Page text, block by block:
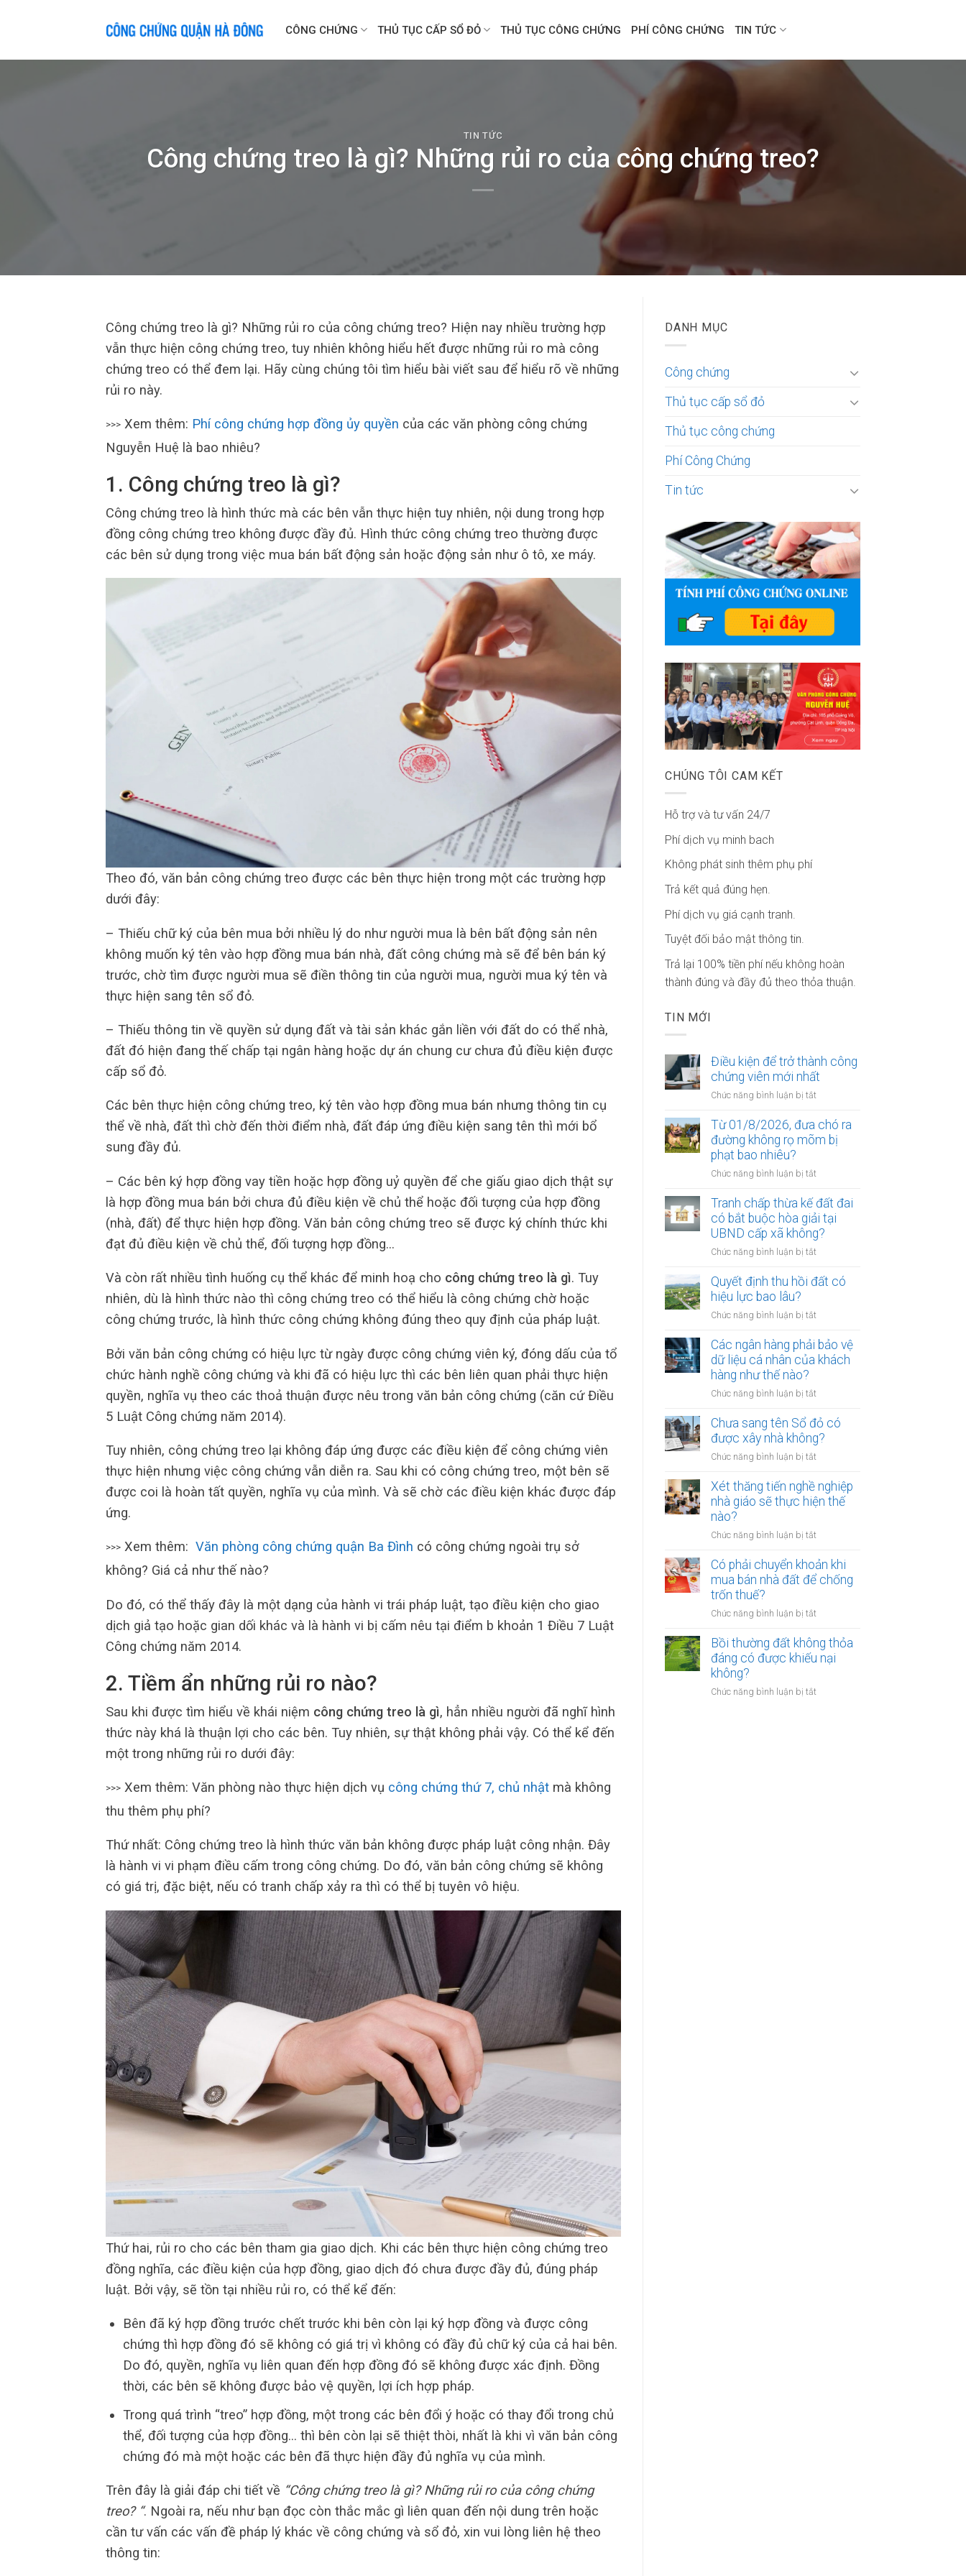
CÔNG CHỨNG THỦ TỤC CẤP SỔ ĐỎ THỦ TỤC CÔNG CHỨNG PHÍ CÔNG CHỨNG TIN TỨC
TIN TỨC
Công chứng treo là gì? Những rủi ro của công chứng treo?
Công chứng treo là gì? Những rủi ro của công chứng treo? Hiện nay nhiều trường hợp
vẫn thực hiện công chứng treo, tuy nhiên không hiểu hết được những rủi ro mà công
chứng treo có thể đem lại. Hãy cùng chúng tôi tìm hiểu bài viết sau để hiểu rõ về những
rủi ro này.
>>> Xem thêm: Phí công chứng hợp đồng ủy quyền của các văn phòng công chứng
Nguyễn Huệ là bao nhiêu?
1. Công chứng treo là gì?
Công chứng treo là hình thức mà các bên vẫn thực hiện tuy nhiên, nội dung trong hợp
đồng công chứng treo không được đầy đủ. Hình thức công chứng treo thường được
các bên sử dụng trong việc mua bán bất động sản hoặc động sản như ô tô, xe máy.
Theo đó, văn bản công chứng treo được các bên thực hiện trong một các trường hợp
dưới đây:
– Thiếu chữ ký của bên mua bởi nhiều lý do như người mua là bên bất động sản nên
không muốn ký tên vào hợp đồng mua bán nhà, đất công chứng mà sẽ để bên bán ký
trước, chờ tìm được người mua sẽ điền thông tin của người mua, người mua ký tên và
thực hiện sang tên sổ đỏ.
– Thiếu thông tin về quyền sử dụng đất và tài sản khác gắn liền với đất do có thể nhà,
đất đó hiện đang thế chấp tại ngân hàng hoặc dự án chung cư chưa đủ điều kiện được
cấp sổ đỏ.
Các bên thực hiện công chứng treo, ký tên vào hợp đồng mua bán nhưng thông tin cụ
thể về nhà, đất thì chờ đến thời điểm nhà, đất đáp ứng điều kiện sang tên thì mới bổ
sung đầy đủ.
– Các bên ký hợp đồng vay tiền hoặc hợp đồng uỷ quyền để che giấu giao dịch thật sự
là hợp đồng mua bán bởi chưa đủ điều kiện về chủ thể hoặc đối tượng của hợp đồng
(nhà, đất) để thực hiện hợp đồng. Văn bản công chứng treo sẽ được ký chính thức khi
đạt đủ điều kiện về chủ thể, đối tượng hợp đồng…
Và còn rất nhiều tình huống cụ thể khác để minh hoạ cho công chứng treo là gì. Tuy
nhiên, dù là hình thức nào thì công chứng treo có thể hiểu là công chứng chờ hoặc
công chứng trước, là hình thức công chứng không đúng theo quy định của pháp luật.
Bởi văn bản công chứng có hiệu lực từ ngày được công chứng viên ký, đóng dấu của tổ
chức hành nghề công chứng và khi đã có hiệu lực thì các bên liên quan phải thực hiện
quyền, nghĩa vụ theo các thoả thuận được nêu trong văn bản công chứng (căn cứ Điều
5 Luật Công chứng năm 2014).
Tuy nhiên, công chứng treo lại không đáp ứng được các điều kiện để công chứng viên
thực hiện nhưng việc công chứng vẫn diễn ra. Sau khi có công chứng treo, một bên sẽ
được coi là hoàn tất quyền, nghĩa vụ của mình. Và sẽ chờ các điều kiện khác được đáp
ứng.
>>> Xem thêm: Văn phòng công chứng quận Ba Đình có công chứng ngoài trụ sở
không? Giá cả như thế nào?
Do đó, có thể thấy đây là một dạng của hành vi trái pháp luật, tạo điều kiện cho giao
dịch giả tạo hoặc gian dối khác và là hành vi bị cấm nêu tại điểm b khoản 1 Điều 7 Luật
Công chứng năm 2014.
2. Tiềm ẩn những rủi ro nào?
Sau khi được tìm hiểu về khái niệm công chứng treo là gì, hẳn nhiều người đã nghĩ hình
thức này khá là thuận lợi cho các bên. Tuy nhiên, sự thật không phải vậy. Có thể kể đến
một trong những rủi ro dưới đây:
>>> Xem thêm: Văn phòng nào thực hiện dịch vụ công chứng thứ 7, chủ nhật mà không
thu thêm phụ phí?
Thứ nhất: Công chứng treo là hình thức văn bản không được pháp luật công nhận. Đây
là hành vi vi phạm điều cấm trong công chứng. Do đó, văn bản công chứng sẽ không
có giá trị, đặc biệt, nếu có tranh chấp xảy ra thì có thể bị tuyên vô hiệu.
Thứ hai, rủi ro cho các bên tham gia giao dịch. Khi các bên thực hiện công chứng treo
đồng nghĩa, các điều kiện của hợp đồng, giao dịch đó chưa được đầy đủ, đúng pháp
luật. Bởi vậy, sẽ tồn tại nhiều rủi ro, có thể kể đến:
Bên đã ký hợp đồng trước chết trước khi bên còn lại ký hợp đồng và được công
chứng thì hợp đồng đó sẽ không có giá trị vì không có đầy đủ chữ ký của cả hai bên.
Do đó, quyền, nghĩa vụ liên quan đến hợp đồng đó sẽ không được xác định. Đồng
thời, các bên sẽ không được bảo vệ quyền, lợi ích hợp pháp.
Trong quá trình “treo” hợp đồng, một trong các bên đổi ý hoặc có thay đổi trong chủ
thể, đối tượng của hợp đồng… thì bên còn lại sẽ thiệt thòi, nhất là khi vì văn bản công
chứng đó mà một hoặc các bên đã thực hiện đầy đủ nghĩa vụ của mình.
Trên đây là giải đáp chi tiết về “Công chứng treo là gì? Những rủi ro của công chứng
treo? “. Ngoài ra, nếu như bạn đọc còn thắc mắc gì liên quan đến nội dung trên hoặc
cần tư vấn các vấn đề pháp lý khác về công chứng và sổ đỏ, xin vui lòng liên hệ theo
thông tin:
DANH MỤC
Công chứng
Thủ tục cấp sổ đỏ
Thủ tục công chứng
Phí Công Chứng
Tin tức
CHÚNG TÔI CAM KẾT
Hỗ trợ và tư vấn 24/7
Phí dịch vụ minh bach
Không phát sinh thêm phụ phí
Trả kết quả đúng hẹn.
Phí dịch vụ giá cạnh tranh.
Tuyệt đối bảo mật thông tin.
Trả lại 100% tiền phí nếu không hoàn
thành đúng và đầy đủ theo thỏa thuận.
TIN MỚI
Điều kiện để trở thành công
chứng viên mới nhất
Chức năng bình luận bị tắt
kiện
để
công
viên
mới
nhất
Từ 01/8/2026, đưa chó ra
đường không rọ mõm bị
phạt bao nhiêu?
Chức năng bình luận bị tắt
01/8/2026,
đưa
chó
ra
đường
rọ
bao
nhiêu?
Tranh chấp thừa kế đất đai
có bắt buộc hòa giải tại
UBND cấp xã không?
Chức năng bình luận bị tắt
chấp
đất
có
bắt
tại
UBND
cấp
Quyết định thu hồi đất có
hiệu lực bao lâu?
Chức năng bình luận bị tắt
định
thu
có
lực
bao
Các ngân hàng phải bảo vệ
dữ liệu cá nhân của khách
hàng như thế nào?
Chức năng bình luận bị tắt
ngân
hàng
phải
bảo
dữ
liệu
khách
hàng
như
Chưa sang tên Sổ đỏ có
được xây nhà không?
Chức năng bình luận bị tắt
sang
tên
Sổ
có
xây
nhà
Xét thăng tiến nghề nghiệp
nhà giáo sẽ thực hiện thế
nào?
Chức năng bình luận bị tắt
thăng
tiến
nhà
sẽ
thực
Có phải chuyển khoản khi
mua bán nhà đất để chống
trốn thuế?
Chức năng bình luận bị tắt
phải
chuyển
khoản
mua
Bồi thường đất không thỏa
đáng có được khiếu nại
không?
Chức năng bình luận bị tắt